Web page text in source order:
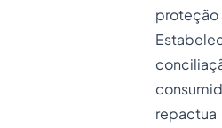
proteção